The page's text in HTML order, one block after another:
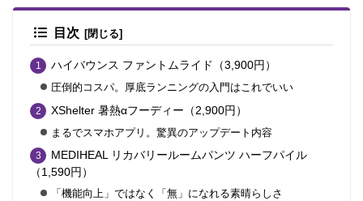
目次
ハイバウンス ファントムライド（3,900円）
圧倒的コスパ。厚底ランニングの入門はこれでいい
XShelter 暑熱αフーディー（2,900円）
まるでスマホアプリ。驚異のアップデート内容
MEDIHEAL リカバリールームパンツ ハーフパイル
（1,590円）
「機能向上」ではなく「無」になれる素晴らしさ